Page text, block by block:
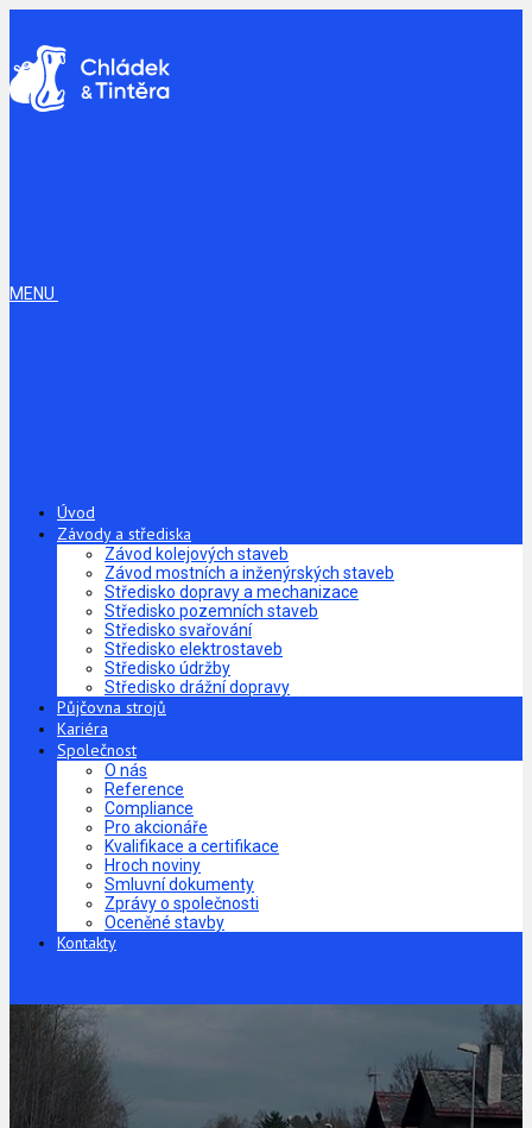
MENU
Úvod
Závody a střediska
Závod kolejových staveb
Závod mostních a inženýrských staveb
Středisko dopravy a mechanizace
Středisko pozemních staveb
Středisko svařování
Středisko elektrostaveb
Středisko údržby
Středisko drážní dopravy
Půjčovna strojů
Kariéra
Společnost
O nás
Reference
Compliance
Pro akcionáře
Kvalifikace a certifikace
Hroch noviny
Smluvní dokumenty
Zprávy o společnosti
Oceněné stavby
Kontakty